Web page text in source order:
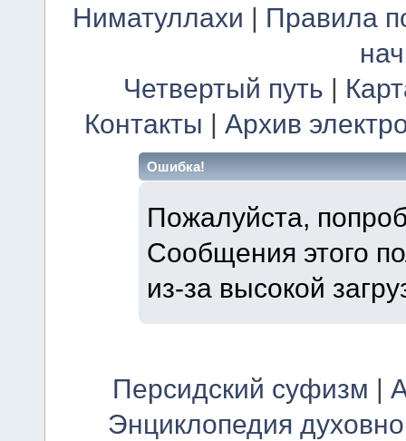
Ниматуллахи | Правила
Четвертый путь |
Контакты | Архив
Ошибка!
Пожалуйста,
Сообщения этого
из-за высокой
Персидский суфизм |
Энциклопедия